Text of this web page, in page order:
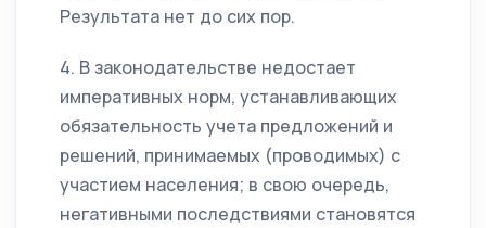
Результата нет до сих пор.
4. В законодательстве недостает
императивных норм, устанавливающих
обязательность учета предложений и
решений, принимаемых (проводимых) с
участием населения; в свою очередь,
негативными последствиями становятся